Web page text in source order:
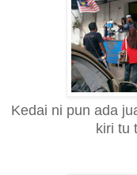
Kedai ni pun ada
kiri tu